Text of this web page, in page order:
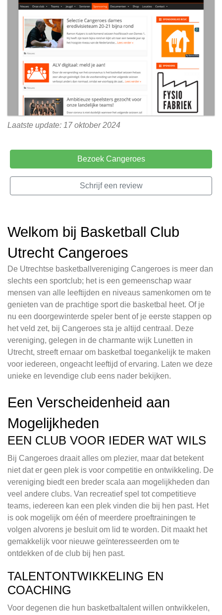
Laatste update: 17 oktober 2024
Bezoek Cangeroes
Schrijf een review
Welkom bij Basketball Club
Utrecht Cangeroes
De Utrechtse basketballvereniging Cangeroes is meer dan
slechts een sportclub; het is een gemeenschap waar
mensen van alle leeftijden en niveaus samenkomen om te
genieten van de prachtige sport die basketbal heet. Of je
nu een doorgewinterde speler bent of je eerste stappen op
het veld zet, bij Cangeroes sta je altijd centraal. Deze
vereniging, gelegen in de charmante wijk Lunetten in
Utrecht, streeft ernaar om basketbal toegankelijk te maken
voor iedereen, ongeacht leeftijd of ervaring. Laten we deze
unieke en levendige club eens nader bekijken.
Een Verscheidenheid aan
Mogelijkheden
EEN CLUB VOOR IEDER WAT WILS
Bij Cangeroes draait alles om plezier, maar dat betekent
niet dat er geen plek is voor competitie en ontwikkeling. De
vereniging biedt een breder scala aan mogelijkheden dan
veel andere clubs. Van recreatief spel tot competitieve
teams, iedereen kan een plek vinden die bij hen past. Het
is ook mogelijk om één of meerdere proeftrainingen te
volgen alvorens je besluit om lid te worden. Dit maakt het
gemakkelijk voor nieuwe geïnteresseerden om te
ontdekken of de club bij hen past.
TALENTONTWIKKELING EN
COACHING
Voor degenen die hun basketbaltalent willen ontwikkelen,